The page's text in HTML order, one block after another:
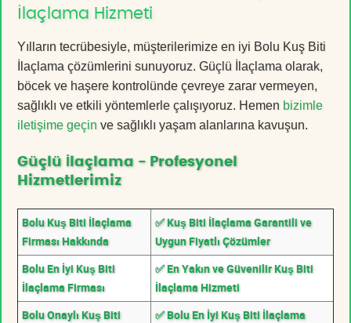
İlaçlama Hizmeti
Yılların tecrübesiyle, müşterilerimize en iyi Bolu Kuş Biti
İlaçlama çözümlerini sunuyoruz. Güçlü İlaçlama olarak,
böcek ve haşere kontrolünde çevreye zarar vermeyen,
sağlıklı ve etkili yöntemlerle çalışıyoruz. Hemen bizimle
iletişime geçin ve sağlıklı yaşam alanlarına kavuşun.
Güçlü İlaçlama - Profesyonel
Hizmetlerimiz
Bolu Kuş Biti İlaçlama
Firması Hakkında
✅ Kuş Biti İlaçlama Garantili ve
Uygun Fiyatlı Çözümler
Bolu En İyi Kuş Biti
İlaçlama Firması
✅ En Yakın ve Güvenilir Kuş Biti
İlaçlama Hizmeti
Bolu Onaylı Kuş Biti
✅ Bolu En İyi Kuş Biti İlaçlama